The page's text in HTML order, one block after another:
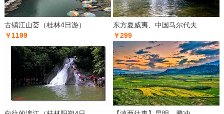
古镇江山荟（桂林4日游）
￥1199
东方夏威夷、中国马尔代夫
￥299